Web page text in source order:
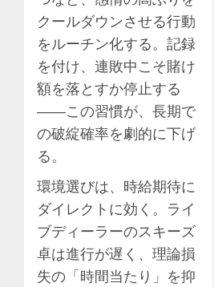
クールダウンさせる行動
をルーチン化する。記録
を付け、連敗中こそ賭け
額を落とすか停止する
――この習慣が、長期で
の破綻確率を劇的に下げ
る。
環境選びは、時給期待に
ダイレクトに効く。ライ
ブディーラーのスキーズ
卓は進行が遅く、理論損
失の「時間当たり」を抑